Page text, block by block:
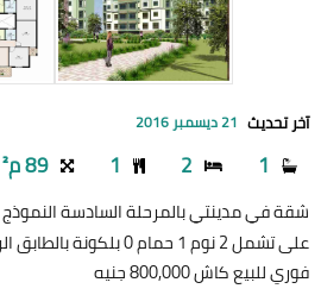
آخر تحديث 21 ديسمبر 2016
1
2
1 89 م²
شقة في مدينتي بالمرحلة السادسة
على تشمل 2 نوم 1 حمام 0
فوري للبيع كاش 800,000 جنيه